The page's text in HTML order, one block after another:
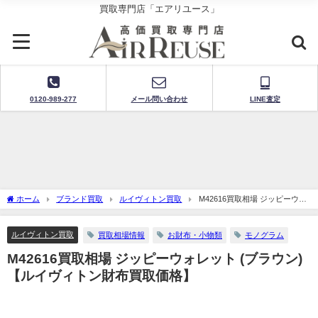
買取専門店「エアリユース」
0120-989-277 メール問い合わせ LINE査定
ホーム ブランド買取 ルイヴィトン買取
M42616買取相場 ジッピーウォ
レット (ブラウン)【ルイヴィトン財布買取価格】
ルイヴィトン買取 買取相場情報 お財布・小物類 モノグラム
M42616買取相場 ジッピーウォレット (ブラウン)
【ルイヴィトン財布買取価格】